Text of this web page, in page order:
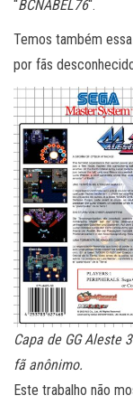
“BCNABEL76“.
Temos também
por fãs
Capa de GG Aleste
fã anônimo.
Este trabalho não